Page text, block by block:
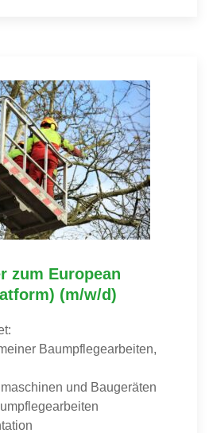
zum European
(m/w/d)
Baumpflegearbeiten,
und Baugeräten